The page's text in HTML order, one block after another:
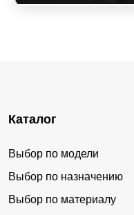
Каталог
Выбор по модели
Выбор по назначению
Выбор по материалу